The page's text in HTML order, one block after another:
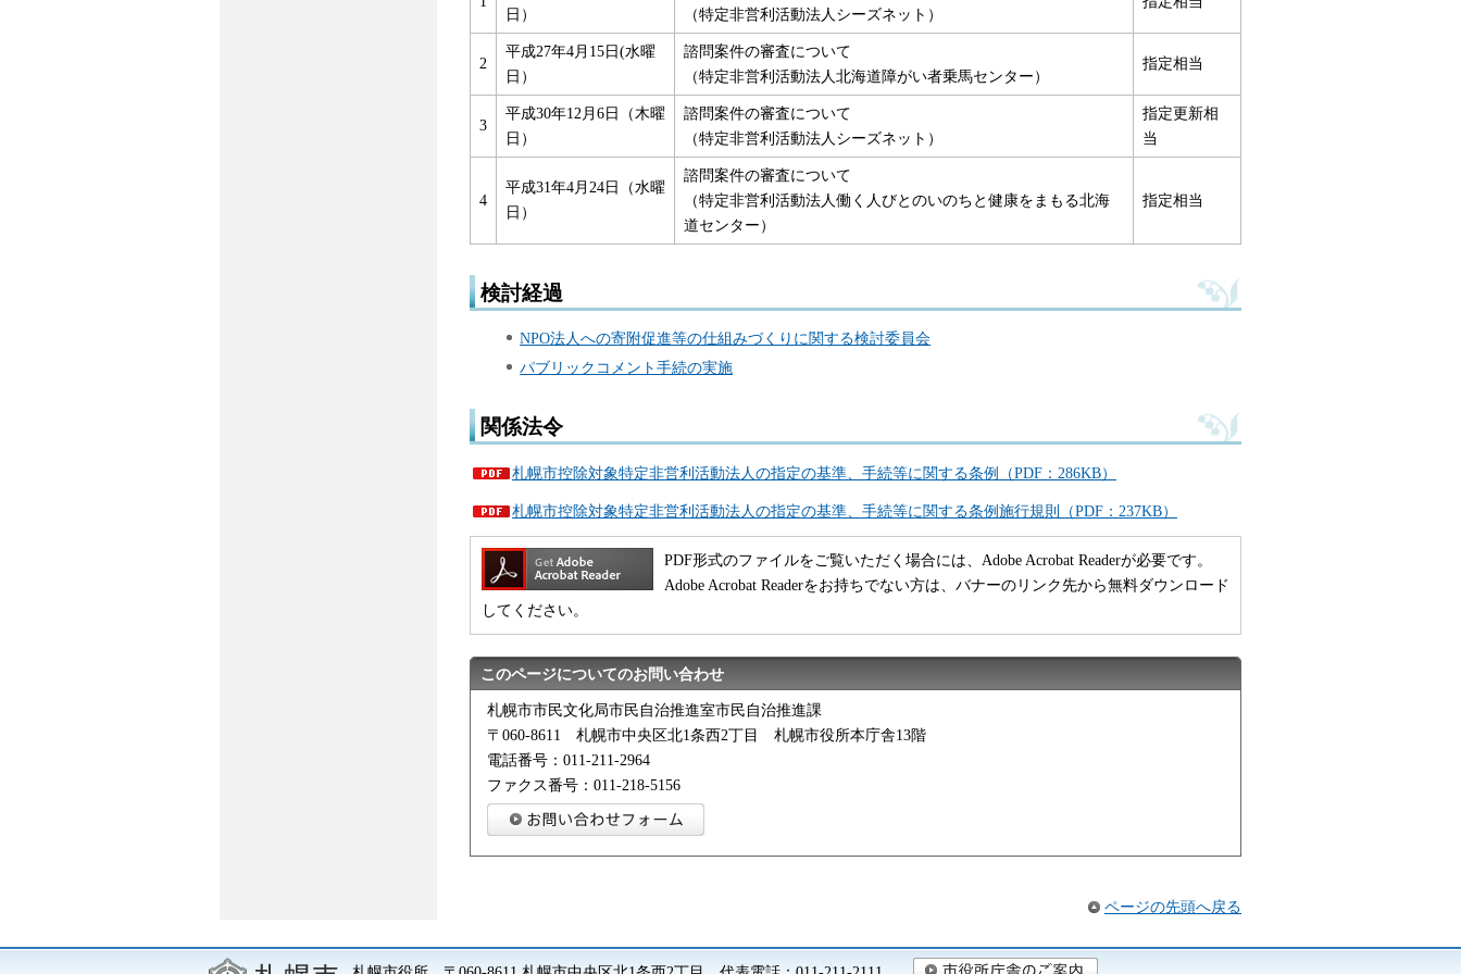
日） （特定非営利活動法人シーズネット）
2
平成27年4月15日(水曜
日）
諮問案件の審査について
（特定非営利活動法人北海道障がい者乗馬センター）
指定相当
3
平成30年12月6日（木曜
日）
諮問案件の審査について
（特定非営利活動法人シーズネット）
指定更新相
当
4
平成31年4月24日（水曜
日）
諮問案件の審査について
（特定非営利活動法人働く人びとのいのちと健康をまもる北海
道センター）
指定相当
検討経過
NPO法人への寄附促進等の仕組みづくりに関する検討委員会
パブリックコメント手続の実施
関係法令
札幌市控除対象特定非営利活動法人の指定の基準、手続等に関する条例（PDF：286KB）
札幌市控除対象特定非営利活動法人の指定の基準、手続等に関する条例施行規則（PDF：237KB）
PDF形式のファイルをご覧いただく場合には、Adobe Acrobat Readerが必要です。
Adobe Acrobat Readerをお持ちでない方は、バナーのリンク先から無料ダウンロード
してください。
このページについてのお問い合わせ
札幌市市民文化局市民自治推進室市民自治推進課
〒060-8611 札幌市中央区北1条西2丁目 札幌市役所本庁舎13階
電話番号：011-211-2964
ファクス番号：011-218-5156
ページの先頭へ戻る